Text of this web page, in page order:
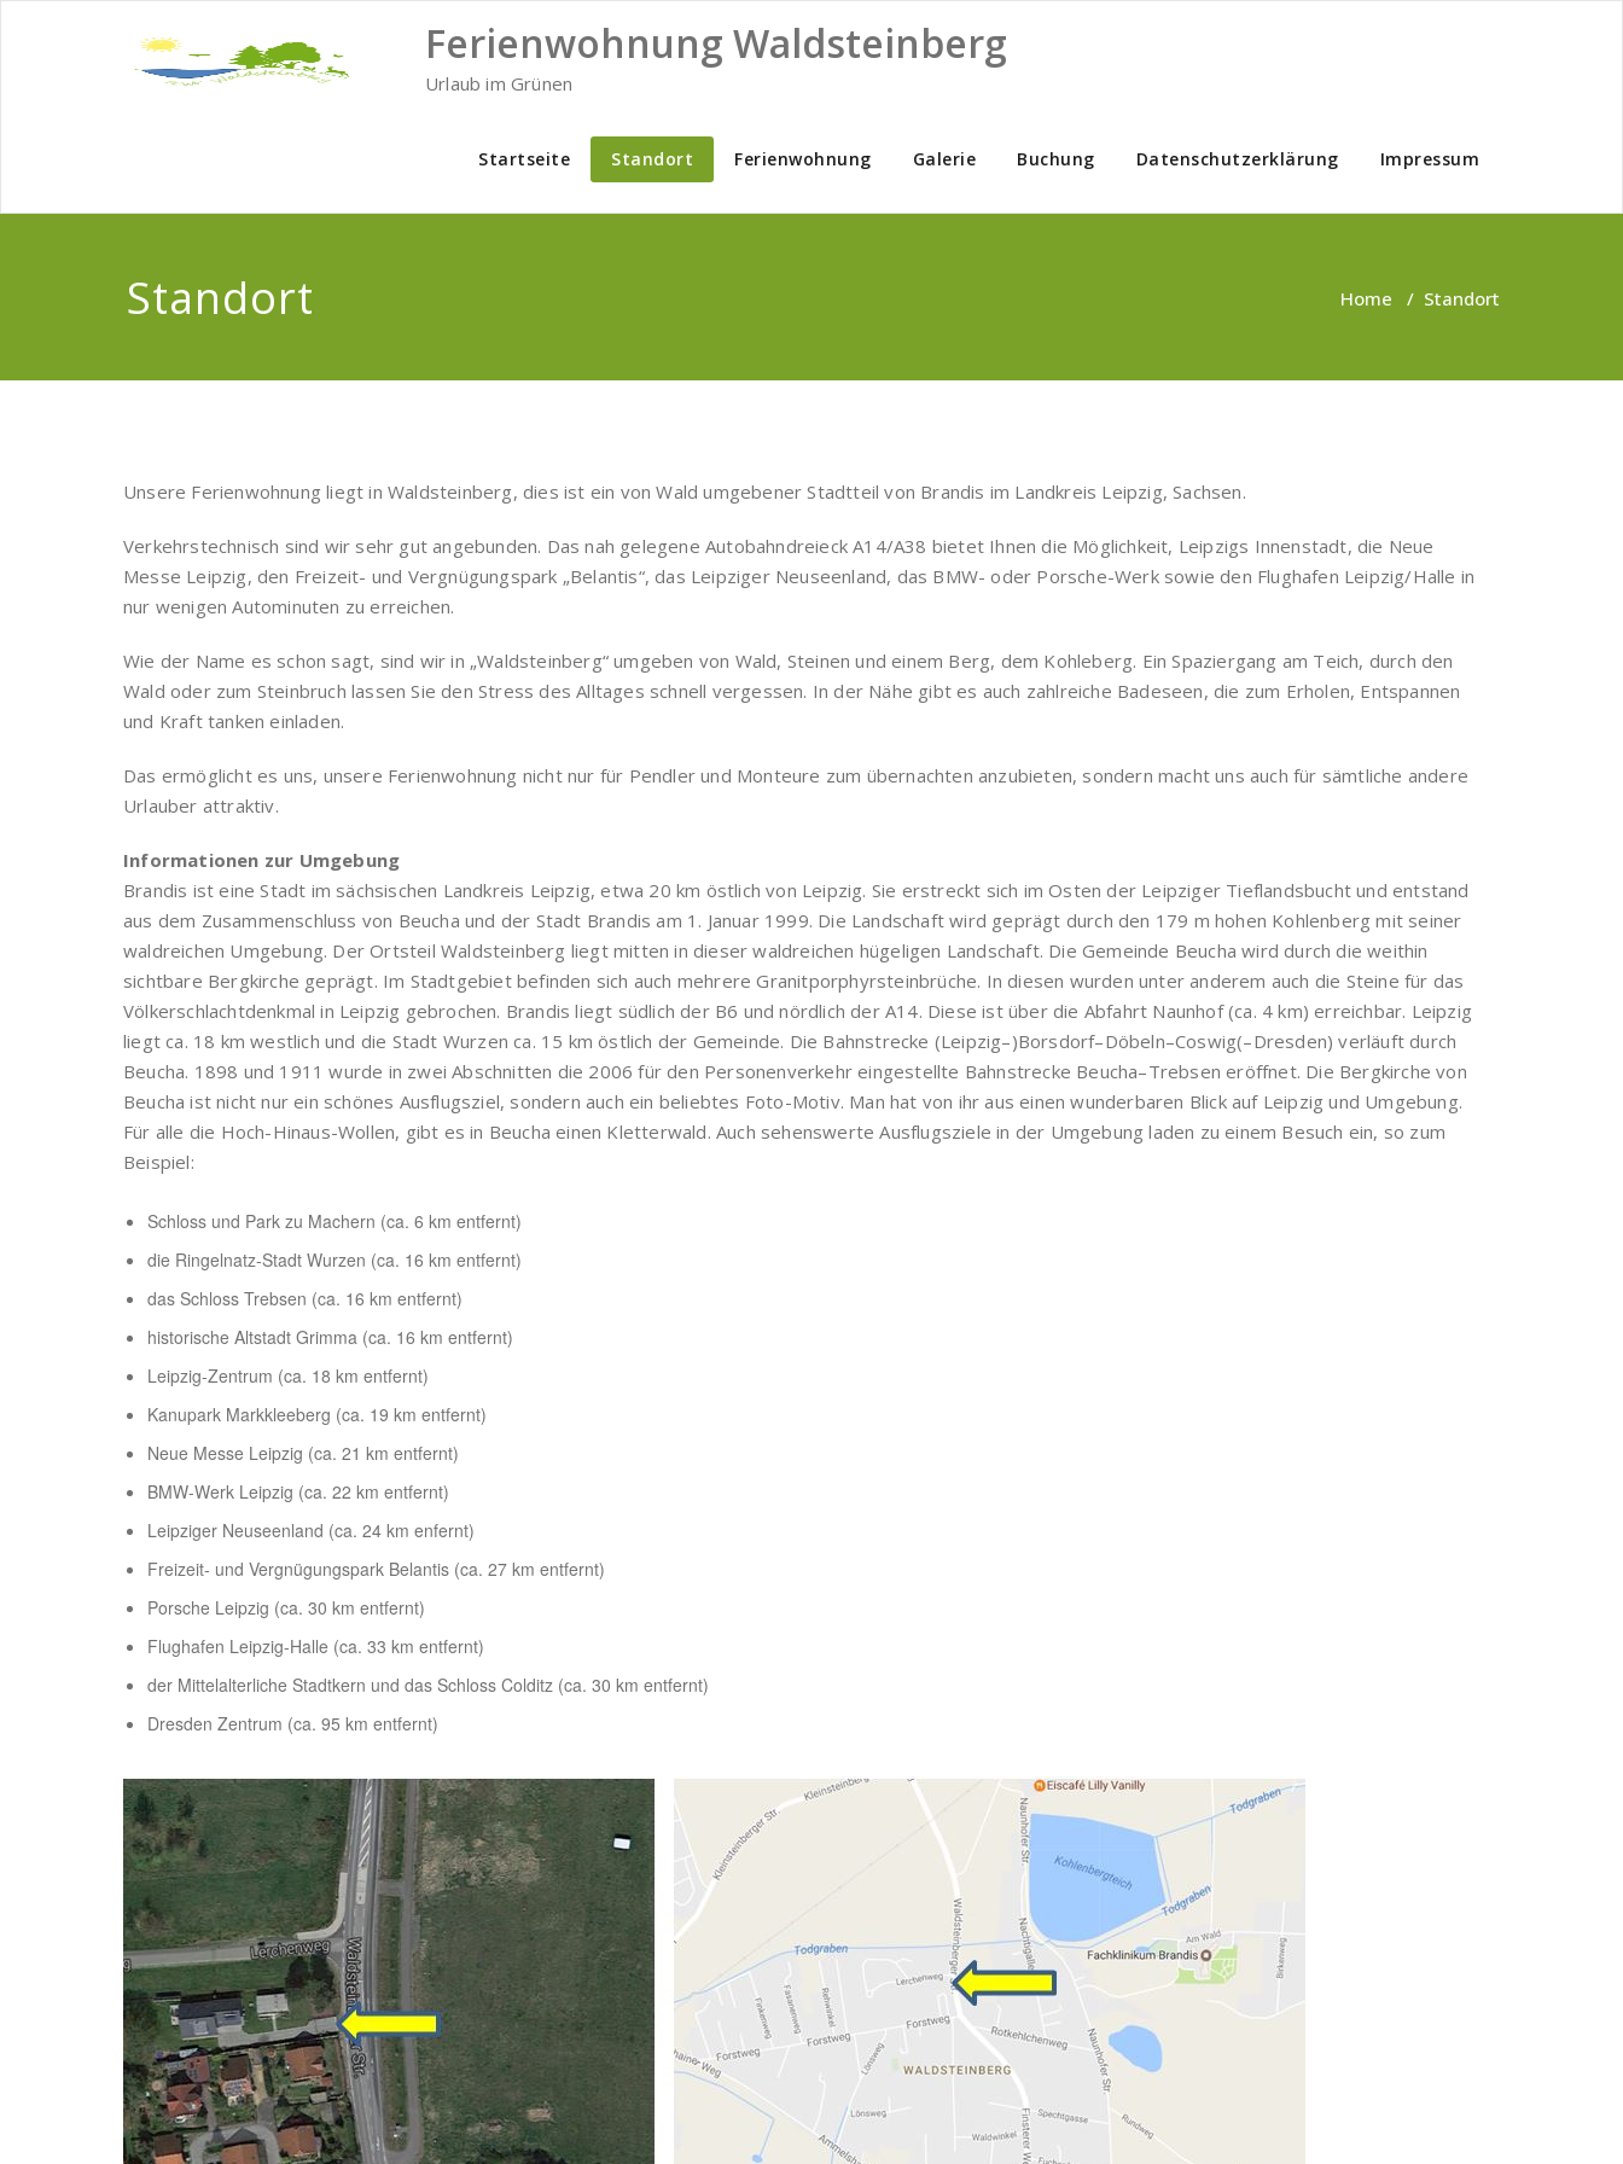
Ferienwohnung Waldsteinberg
Urlaub im Grünen
Startseite Standort Ferienwohnung Galerie Buchung Datenschutzerklärung Impressum
Standort Home / Standort
Unsere Ferienwohnung liegt in Waldsteinberg, dies ist ein von Wald umgebener Stadtteil von Brandis im Landkreis Leipzig, Sachsen.
Verkehrstechnisch sind wir sehr gut angebunden. Das nah gelegene Autobahndreieck A14/A38 bietet Ihnen die Möglichkeit, Leipzigs Innenstadt, die Neue
Messe Leipzig, den Freizeit- und Vergnügungspark „Belantis“, das Leipziger Neuseenland, das BMW- oder Porsche-Werk sowie den Flughafen Leipzig/Halle in
nur wenigen Autominuten zu erreichen.
Wie der Name es schon sagt, sind wir in „Waldsteinberg“ umgeben von Wald, Steinen und einem Berg, dem Kohleberg. Ein Spaziergang am Teich, durch den
Wald oder zum Steinbruch lassen Sie den Stress des Alltages schnell vergessen. In der Nähe gibt es auch zahlreiche Badeseen, die zum Erholen, Entspannen
und Kraft tanken einladen.
Das ermöglicht es uns, unsere Ferienwohnung nicht nur für Pendler und Monteure zum übernachten anzubieten, sondern macht uns auch für sämtliche andere
Urlauber attraktiv.
Informationen zur Umgebung
Brandis ist eine Stadt im sächsischen Landkreis Leipzig, etwa 20 km östlich von Leipzig. Sie erstreckt sich im Osten der Leipziger Tieflandsbucht und entstand
aus dem Zusammenschluss von Beucha und der Stadt Brandis am 1. Januar 1999. Die Landschaft wird geprägt durch den 179 m hohen Kohlenberg mit seiner
waldreichen Umgebung. Der Ortsteil Waldsteinberg liegt mitten in dieser waldreichen hügeligen Landschaft. Die Gemeinde Beucha wird durch die weithin
sichtbare Bergkirche geprägt. Im Stadtgebiet befinden sich auch mehrere Granitporphyrsteinbrüche. In diesen wurden unter anderem auch die Steine für das
Völkerschlachtdenkmal in Leipzig gebrochen. Brandis liegt südlich der B6 und nördlich der A14. Diese ist über die Abfahrt Naunhof (ca. 4 km) erreichbar. Leipzig
liegt ca. 18 km westlich und die Stadt Wurzen ca. 15 km östlich der Gemeinde. Die Bahnstrecke (Leipzig–)Borsdorf–Döbeln–Coswig(–Dresden) verläuft durch
Beucha. 1898 und 1911 wurde in zwei Abschnitten die 2006 für den Personenverkehr eingestellte Bahnstrecke Beucha–Trebsen eröffnet. Die Bergkirche von
Beucha ist nicht nur ein schönes Ausflugsziel, sondern auch ein beliebtes Foto-Motiv. Man hat von ihr aus einen wunderbaren Blick auf Leipzig und Umgebung.
Für alle die Hoch-Hinaus-Wollen, gibt es in Beucha einen Kletterwald. Auch sehenswerte Ausflugsziele in der Umgebung laden zu einem Besuch ein, so zum
Beispiel:
Schloss und Park zu Machern (ca. 6 km entfernt)
die Ringelnatz-Stadt Wurzen (ca. 16 km entfernt)
das Schloss Trebsen (ca. 16 km entfernt)
historische Altstadt Grimma (ca. 16 km entfernt)
Leipzig-Zentrum (ca. 18 km entfernt)
Kanupark Markkleeberg (ca. 19 km entfernt)
Neue Messe Leipzig (ca. 21 km entfernt)
BMW-Werk Leipzig (ca. 22 km entfernt)
Leipziger Neuseenland (ca. 24 km enfernt)
Freizeit- und Vergnügungspark Belantis (ca. 27 km entfernt)
Porsche Leipzig (ca. 30 km entfernt)
Flughafen Leipzig-Halle (ca. 33 km entfernt)
der Mittelalterliche Stadtkern und das Schloss Colditz (ca. 30 km entfernt)
Dresden Zentrum (ca. 95 km entfernt)